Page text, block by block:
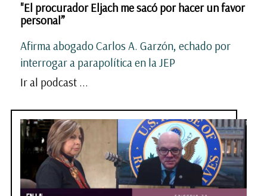
"El procurador Eljach me sacó por hacer un favor
personal”
Afirma abogado Carlos A. Garzón, echado por
interrogar a parapolítica en la JEP
Ir al podcast ...